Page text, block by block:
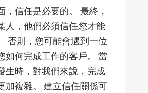
，信任是必要的。 最終，
人，他們必須信任您才能
否則，您可能會遇到一位
如何完成工作的客戶。 當
生時，對我們來說，完成
加複雜。 建立信任關係可